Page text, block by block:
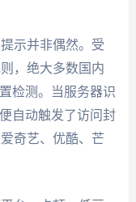
示并非偶然。受
，绝大多数国内
检测。当服务器识
自动触发了访问封
奇艺、优酷、芒